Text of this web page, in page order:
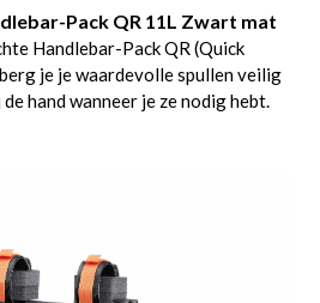
Pack QR 11L Zwart mat
Handlebar-Pack QR (Quick
je je waardevolle spullen veilig
hand wanneer je ze nodig hebt.